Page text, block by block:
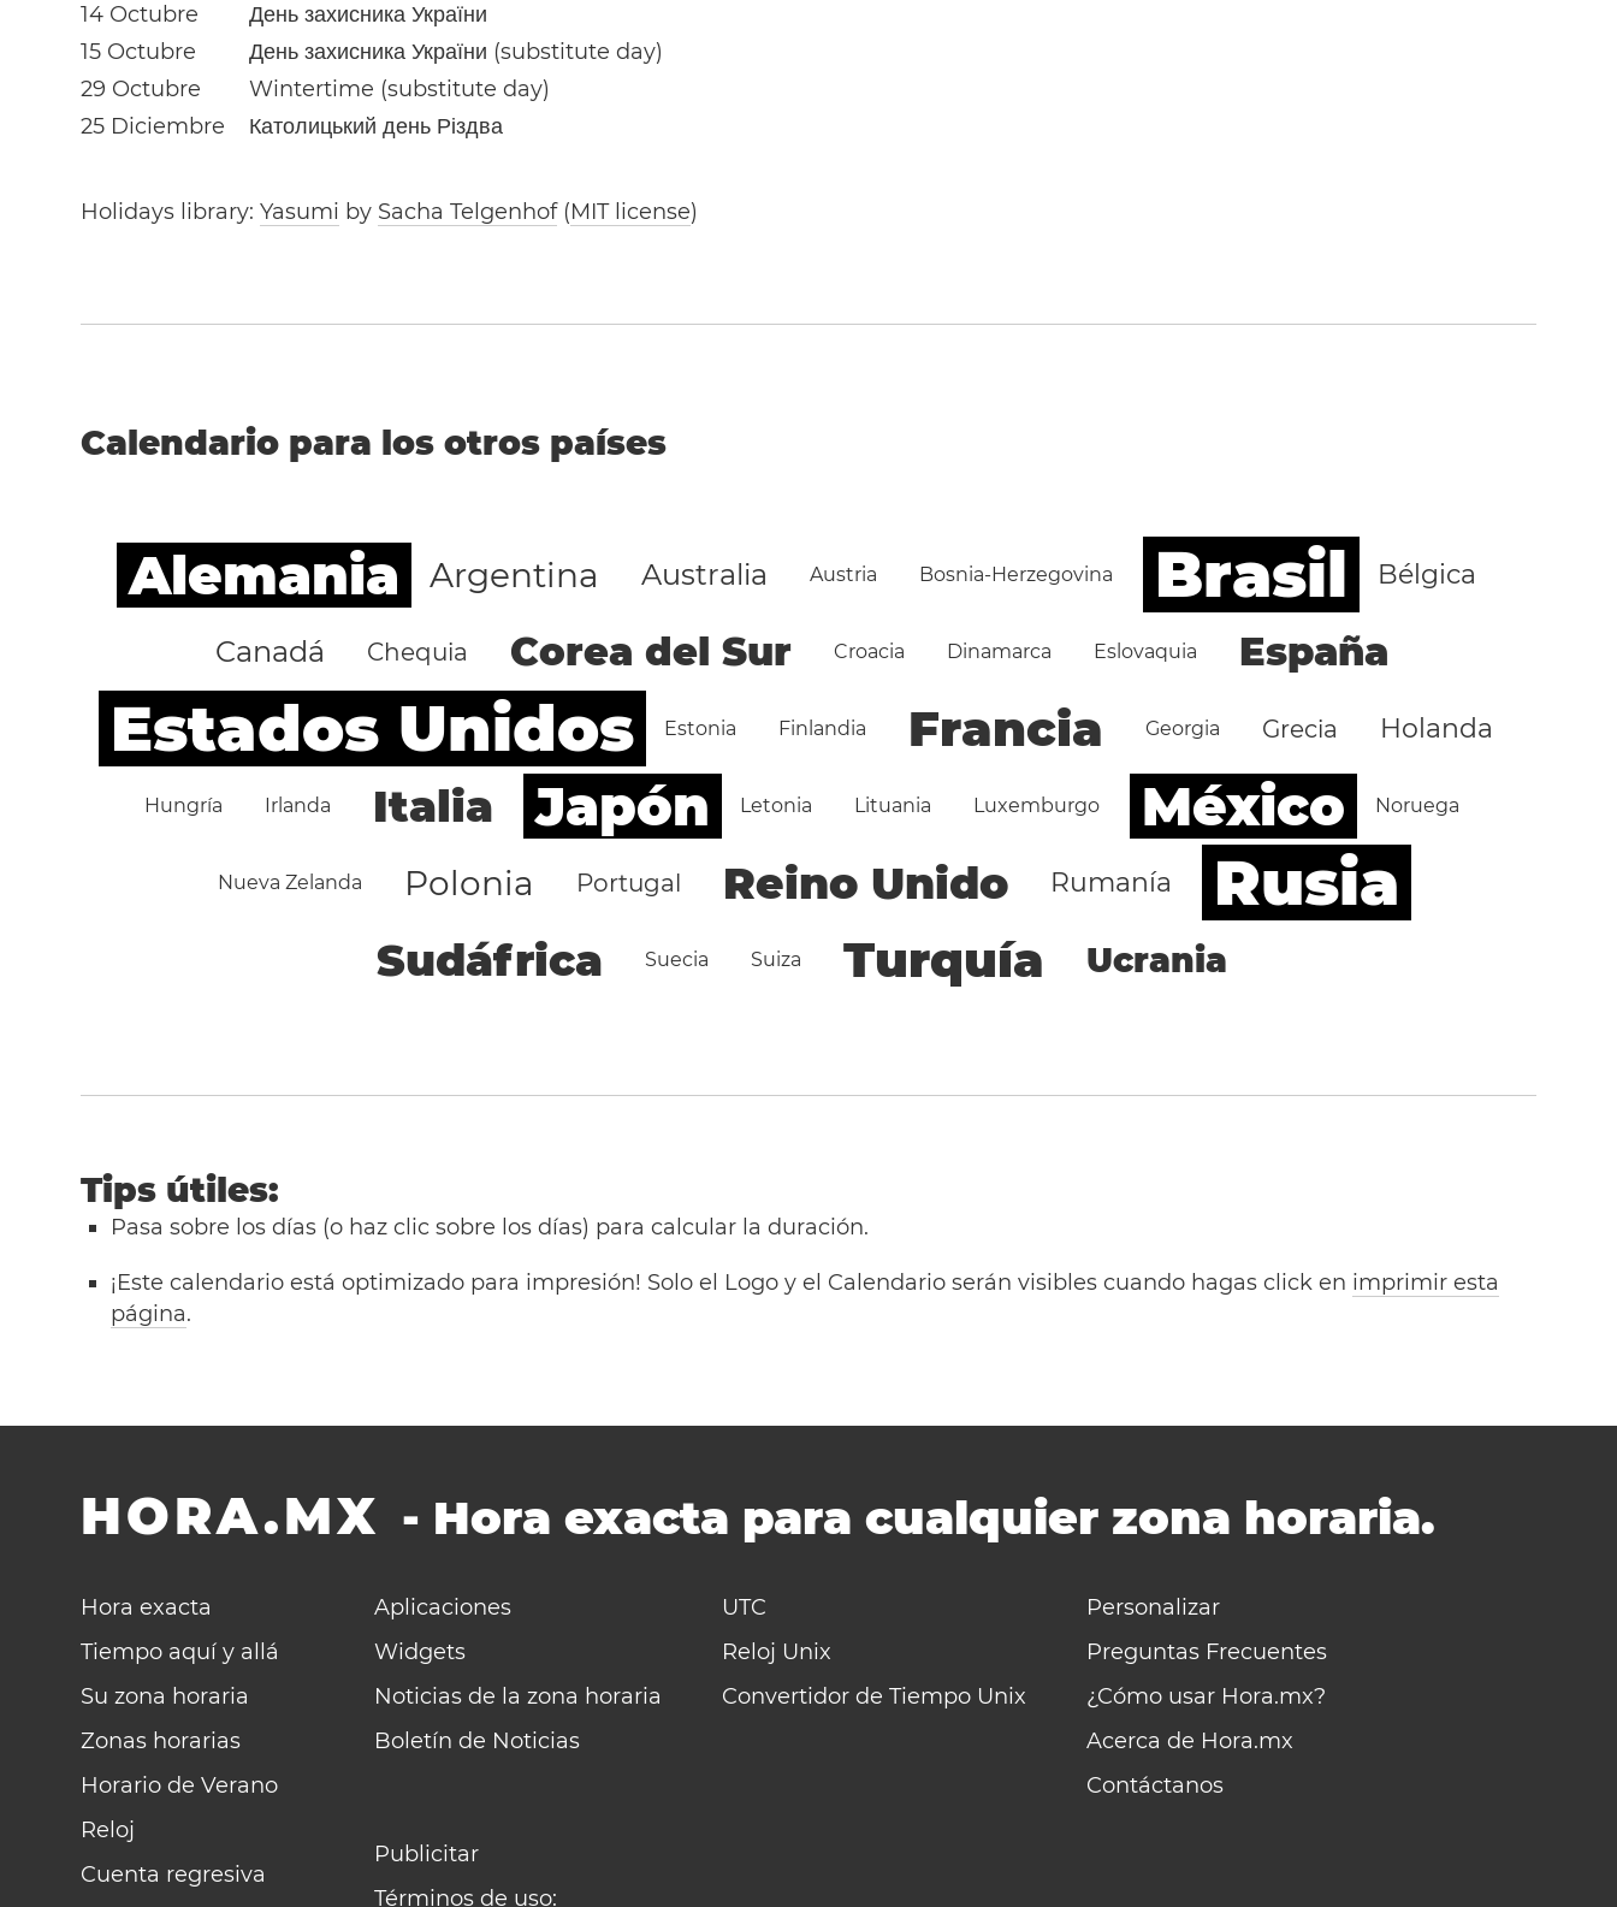
14 Octubre
День захисника України
15 Octubre
День захисника України (substitute day)
29 Octubre
Wintertime (substitute day)
25 Diciembre
Католицький день Різдва
Holidays library:Yasumi by Sacha Telgenhof(MIT license)
Calendario para los otros países
Alemania Argentina Australia Austria Bosnia-Herzegovina Brasil Bélgica
Canadá Chequia Corea del Sur Croacia Dinamarca Eslovaquia España
Estados Unidos Estonia Finlandia Francia Georgia Grecia Holanda
Hungría Irlanda Italia Japón Letonia Lituania Luxemburgo México Noruega
Nueva Zelanda Polonia Portugal Reino Unido Rumanía Rusia
Sudáfrica Suecia Suiza Turquía Ucrania
Tips útiles:
Pasa sobre los días (o haz clic sobre los días) para calcular la duración.
¡Este calendario está optimizado para impresión! Solo el Logo y el Calendario serán visibles cuando hagas click en imprimir esta
página.
HORA.MX - Hora exacta para cualquier zona horaria.
Hora exacta
Tiempo aquí y allá
Su zona horaria
Zonas horarias
Horario de Verano
Reloj
Cuenta regresiva
Aplicaciones
Widgets
Noticias de la zona horaria
Boletín de Noticias
UTC
Reloj Unix
Convertidor de Tiempo Unix
Personalizar
Preguntas Frecuentes
¿Cómo usar Hora.mx?
Acerca de Hora.mx
Contáctanos
Publicitar
Términos de uso: